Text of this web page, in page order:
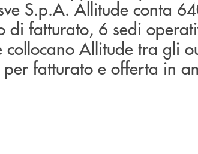
S.p.A. Allitude conta
di fatturato, 6 sedi
Allitude tra gli
fatturato e offerta in